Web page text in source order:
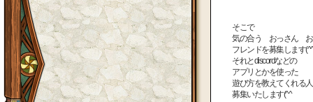
そこで
気の合う おっさん お
フレンドを募集します
それとdiscordなどの
アプリとかを使った
遊び方を教えてくれる
募集いたします(^^ゞ